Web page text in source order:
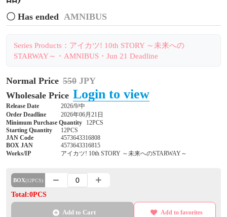
〇 Has ended AMNIBUS
Series Products：アイカツ! 10th STORY ～未来への
STARWAY～・AMNIBUS・Jun 21 Deadline
Normal Price 550 JPY
Wholesale Price Login to view
Release Date
2026/9/中
Order Deadline
2026年06月21日
Minimum Purchase Quantity
12PCS
Starting Quantity
12PCS
JAN Code
4573643316808
BOX JAN
4573643316815
Works/IP
アイカツ! 10th STORY ～未来へのSTARWAY～
BOX(12PCS)
Total:0PCS
Add to Cart Add to favorites